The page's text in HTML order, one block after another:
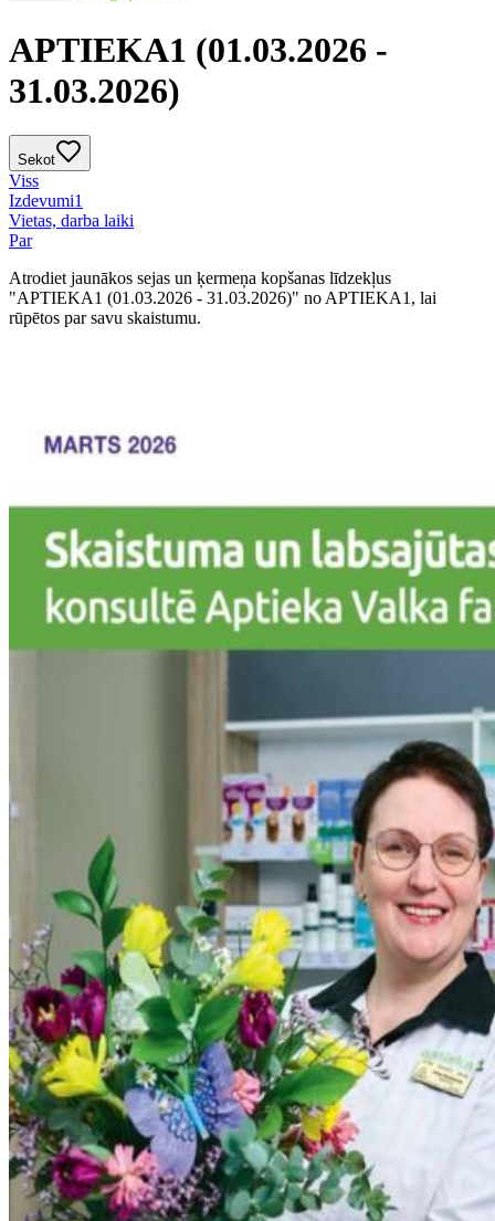
APTIEKA1 (01.03.2026 -
31.03.2026)
Sekot
Viss
Izdevumi1
Vietas, darba laiki
Par
Atrodiet jaunākos sejas un ķermeņa kopšanas līdzekļus
"APTIEKA1 (01.03.2026 - 31.03.2026)" no APTIEKA1, lai
rūpētos par savu skaistumu.